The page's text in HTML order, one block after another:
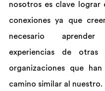
nosotros es clave lograr
conexiones ya que
necesario
experiencias de otras
organizaciones que
camino similar al nuestro.